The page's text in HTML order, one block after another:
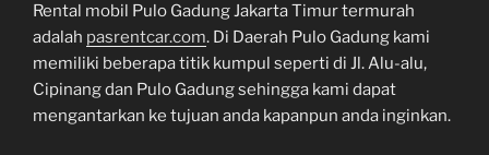
Rental mobil Pulo Gadung Jakarta Timur termurah
adalah pasrentcar.com. Di Daerah Pulo Gadung kami
memiliki beberapa titik kumpul seperti di Jl. Alu-alu,
Cipinang dan Pulo Gadung sehingga kami dapat
mengantarkan ke tujuan anda kapanpun anda inginkan.